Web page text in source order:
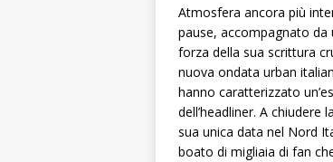
Atmosfera ancora più
pause, accompagnato
forza della sua scrittura
nuova ondata urban
hanno caratterizzato
dell’headliner. A chiudere
sua unica data nel Nord
boato di migliaia di fan